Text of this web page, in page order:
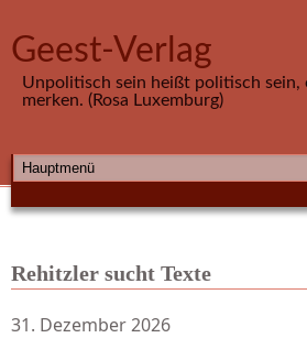
Geest-Verlag
Unpolitisch sein heißt politisch sein,
merken. (Rosa Luxemburg)
HAUPTMENÜ
Rehitzler sucht Texte
31. Dezember 2026